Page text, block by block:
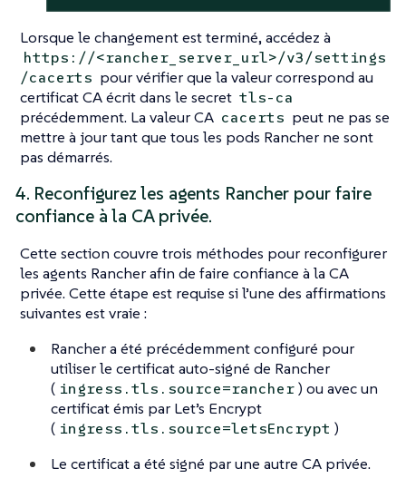
Lorsque le changement est terminé, accédez à
https://<rancher_server_url>/v3/settings
/cacerts pour vérifier que la valeur correspond au
certificat CA écrit dans le secret tls-ca
précédemment. La valeur CA cacerts peut ne pas se
mettre à jour tant que tous les pods Rancher ne sont
pas démarrés.
4. Reconfigurez les agents Rancher pour faire
confiance à la CA privée.
Cette section couvre trois méthodes pour reconfigurer
les agents Rancher afin de faire confiance à la CA
privée. Cette étape est requise si l’une des affirmations
suivantes est vraie :
Rancher a été précédemment configuré pour
utiliser le certificat auto-signé de Rancher
( ingress.tls.source=rancher) ou avec un
certificat émis par Let’s Encrypt
( ingress.tls.source=letsEncrypt )
Le certificat a été signé par une autre CA privée.